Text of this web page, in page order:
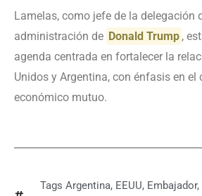
Lamelas, como jefe de la delegación
administración de Donald Trump ,
agenda centrada en fortalecer la
Unidos y Argentina, con énfasis en el
económico mutuo.
Tags Argentina, EEUU, Embajador,